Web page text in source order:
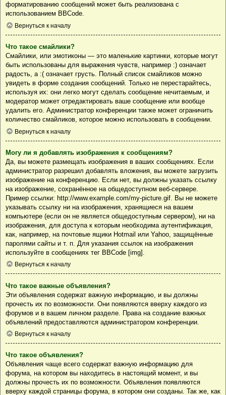
форматированию сообщений может быть реализована с
использованием BBCode.
Вернуться к началу
Что такое смайлики?
Смайлики, или эмотиконы — это маленькие картинки, которые могут
быть использованы для выражения чувств, например :) означает
радость, а :( означает грусть. Полный список смайликов можно
увидеть в форме создания сообщений. Только не перестарайтесь,
используя их: они легко могут сделать сообщение нечитаемым, и
модератор может отредактировать ваше сообщение или вообще
удалить его. Администратор конференции также может ограничить
количество смайликов, которое можно использовать в сообщении.
Вернуться к началу
Могу ли я добавлять изображения к сообщениям?
Да, вы можете размещать изображения в ваших сообщениях. Если
администратор разрешил добавлять вложения, вы можете загрузить
изображение на конференцию. Если нет, вы должны указать ссылку
на изображение, сохранённое на общедоступном веб-сервере.
Пример ссылки: http://www.example.com/my-picture.gif. Вы не можете
указывать ссылку ни на изображения, хранящиеся на вашем
компьютере (если он не является общедоступным сервером), ни на
изображения, для доступа к которым необходима аутентификация,
как, например, на почтовые ящики Hotmail или Yahoo, защищённые
паролями сайты и т. п. Для указания ссылок на изображения
используйте в сообщениях тег BBCode [img].
Вернуться к началу
Что такое важные объявления?
Эти объявления содержат важную информацию, и вы должны
прочесть их по возможности. Они появляются вверху каждого из
форумов и в вашем личном разделе. Права на создание важных
объявлений предоставляются администратором конференции.
Вернуться к началу
Что такое объявления?
Объявления чаще всего содержат важную информацию для
форума, на котором вы находитесь в настоящий момент, и вы
должны прочесть их по возможности. Объявления появляются
вверху каждой страницы форума, в котором они созданы. Так же, как